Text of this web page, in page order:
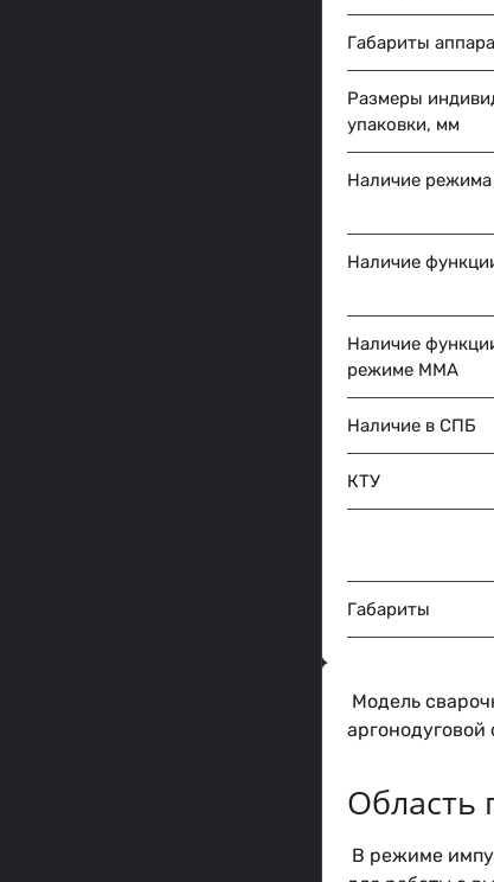
Габариты
Размеры
упаковки, мм
Наличие режима
Наличие
Наличие
режиме MMA
Наличие в СПБ
КТУ
Габариты
Модель
Область
В режиме